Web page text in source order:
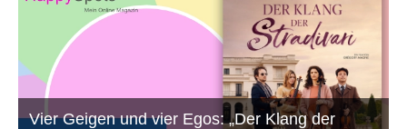
Vier Geigen und vier Egos: „Der Klang der